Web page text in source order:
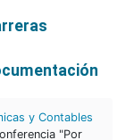
y Contables
"Por